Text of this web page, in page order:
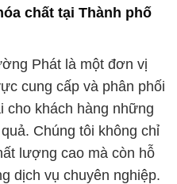
chất tại Thành phố
Phát là một đơn vị
cung cấp và phân phối
cho khách hàng những
Chúng tôi không chỉ
lượng cao mà còn hỗ
dịch vụ chuyên nghiệp.